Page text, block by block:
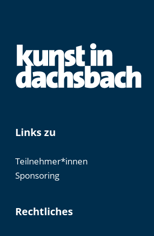
Links zu
Teilnehmer*innen
Sponsoring
Rechtliches